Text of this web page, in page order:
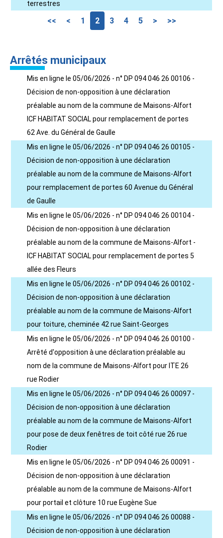
terrestres
<< < 1 2 3 4 5 > >>
Arrêtés municipaux
Mis en ligne le 05/06/2026 - n° DP 094 046 26 00106 -
Décision de non-opposition à une déclaration
préalable au nom de la commune de Maisons-Alfort
ICF HABITAT SOCIAL pour remplacement de portes
62 Ave. du Général de Gaulle
Mis en ligne le 05/06/2026 - n° DP 094 046 26 00105 -
Décision de non-opposition à une déclaration
préalable au nom de la commune de Maisons-Alfort
pour remplacement de portes 60 Avenue du Général
de Gaulle
Mis en ligne le 05/06/2026 - n° DP 094 046 26 00104 -
Décision de non-opposition à une déclaration
préalable au nom de la commune de Maisons-Alfort -
ICF HABITAT SOCIAL pour remplacement de portes 5
allée des Fleurs
Mis en ligne le 05/06/2026 - n° DP 094 046 26 00102 -
Décision de non-opposition à une déclaration
préalable au nom de la commune de Maisons-Alfort
pour toiture, cheminée 42 rue Saint-Georges
Mis en ligne le 05/06/2026 - n° DP 094 046 26 00100 -
Arrêté d'opposition à une déclaration préalable au
nom de la commune de Maisons-Alfort pour ITE 26
rue Rodier
Mis en ligne le 05/06/2026 - n° DP 094 046 26 00097 -
Décision de non-opposition à une déclaration
préalable au nom de la commune de Maisons-Alfort
pour pose de deux fenêtres de toit côté rue 26 rue
Rodier
Mis en ligne le 05/06/2026 - n° DP 094 046 26 00091 -
Décision de non-opposition à une déclaration
préalable au nom de la commune de Maisons-Alfort
pour portail et clôture 10 rue Eugène Sue
Mis en ligne le 05/06/2026 - n° DP 094 046 26 00088 -
Décision de non-opposition à une déclaration